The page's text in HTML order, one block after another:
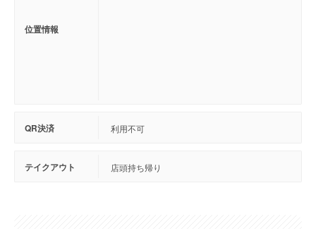
位置情報
QR決済 利用不可
テイクアウト 店頭持ち帰り